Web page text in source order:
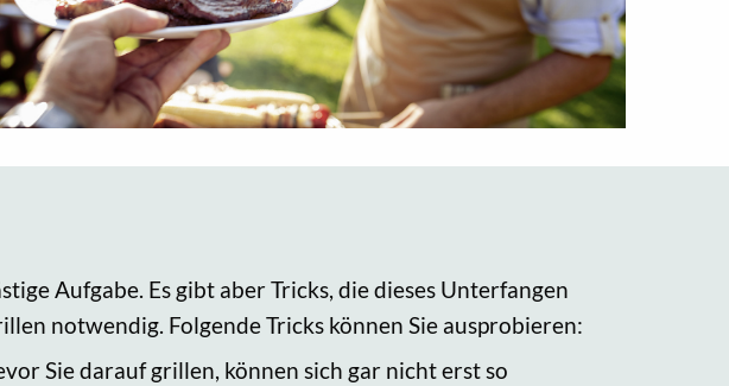
Aufgabe. Es gibt aber Tricks, die dieses Unterfangen
notwendig. Folgende Tricks können Sie ausprobieren:
Sie darauf grillen, können sich gar nicht erst so